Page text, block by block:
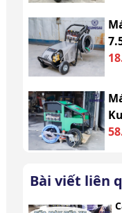
Bài viết liên